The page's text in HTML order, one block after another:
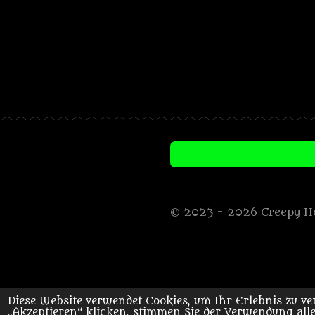
Diese Website verwendet Cookies, um Ihr Erlebnis zu
© 2023 - 2026 Creepy